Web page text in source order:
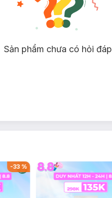
Sản phẩm chưa có hỏi đáp
-33%